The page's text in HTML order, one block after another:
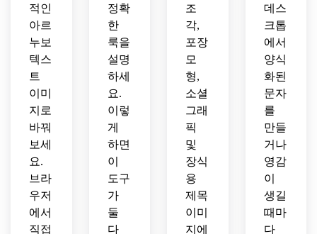
적인
아르
누보
텍스
트
이미
지로
바꿔
보세
요.
브라
우저
에서
직접
정확
한
룩을
설명
하세
요.
이렇
게
하면
이
도구
가
둘
다
조
각,
포장
모
형,
소셜
그래
픽
및
장식
용
제목
이미
지에
데스
크톱
에서
양식
화된
문자
를
만들
거나
영감
이
생길
때마
다